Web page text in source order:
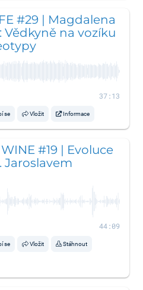
#29 | Magdalena
Vědkyně na vozíku
37:13
se Vložit Informace
WINE #19 | Evoluce
Jaroslavem
44:09
se Vložit Stáhnout